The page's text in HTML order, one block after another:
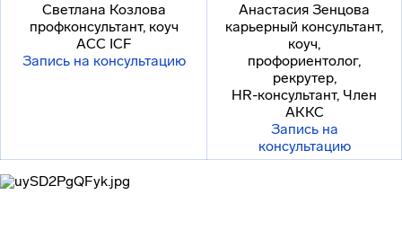
Светлана Козлова
профконсультант, коуч
ACC ICF
Запись на консультацию
Анастасия Зенцова
карьерный консультант,
коуч,
профориентолог,
рекрутер,
HR-консультант, Член
АККС
Запись на
консультацию